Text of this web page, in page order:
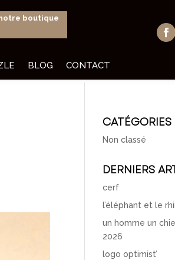
boutique
BLOG CONTACT
CATÉGORIES
Non classé
DERNIERS
cerf
l’éléphant et le
un homme un
2026
logo optimist’